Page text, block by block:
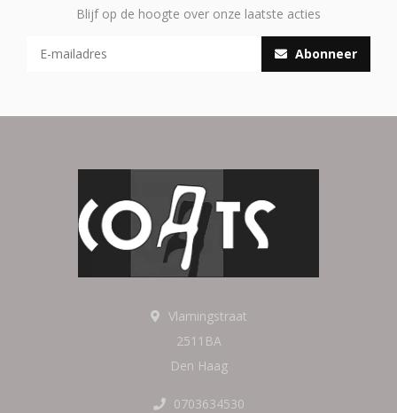
Blijf op de hoogte over onze laatste acties
Abonneer
Vlamingstraat
2511BA
Den Haag
0703634530